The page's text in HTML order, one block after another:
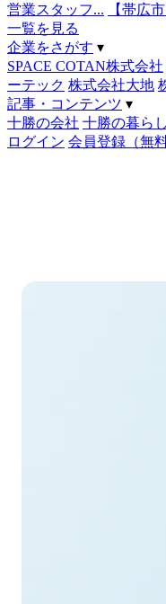
営業スタッフ...
【帯広
一覧を見る
企業をさがす ▾
SPACE COTAN株式会社
ーテック 株式会社大地
記事・コンテンツ ▾
十勝の会社 十勝の暮らし
ログイン 会員登録（無料